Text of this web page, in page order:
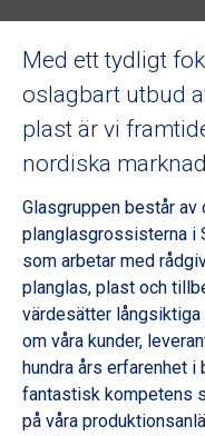
Vårt
Hållbarhetsrapporter
Miljödata och
Projekt
Kontakt
Med ett tydligt
oslagbart utbud
plast är vi
nordiska
Glasgruppen består
planglasgrossisterna i
som arbetar med
planglas, plast och
värdesätter
om våra kunder,
hundra års erfarenhet i
fantastisk kompetens
på våra